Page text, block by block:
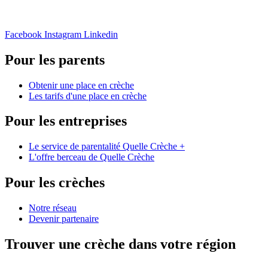
Facebook Instagram Linkedin
Pour les parents
Obtenir une place en crèche
Les tarifs d'une place en crèche
Pour les entreprises
Le service de parentalité Quelle Crèche +
L'offre berceau de Quelle Crèche
Pour les crèches
Notre réseau
Devenir partenaire
Trouver une crèche dans votre région